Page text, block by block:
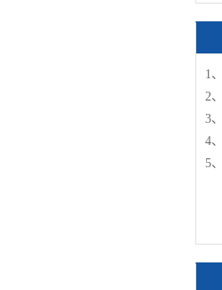
1、
2、
3、
4、
5、